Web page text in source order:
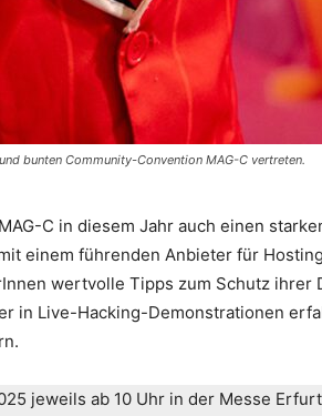
bunten Community-Convention MAG-C vertreten.
C in diesem Jahr auch einen
einem führenden Anbieter für
wertvolle Tipps zum Schutz ihrer
in Live-Hacking-Demonstrationen
jeweils ab 10 Uhr in der Messe